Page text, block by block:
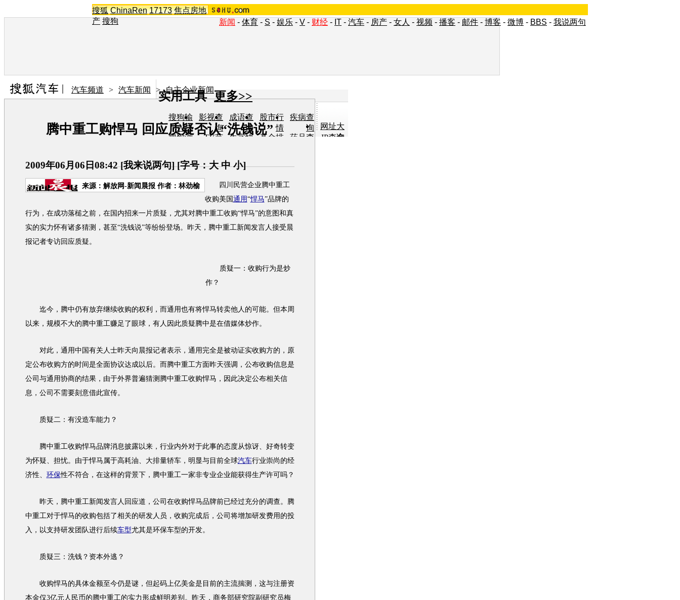
搜狐 ChinaRen 17173 焦点房地
产 搜狗 新闻 - 体育 - S - 娱乐 - V - 财经 - IT - 汽车 - 房产 - 女人 - 视频 - 播客 - 邮件 - 博客 - 微博 - BBS - 我说两句
实用工具 更多>>
搜狗输
入法
影视查
询
成语查
询
股市行
情
疾病查
询
网址大
全
搜狗浏
TV节
生字快
基金排
药品查
IP查询
乐盒
汽车频道 > 汽车新闻 > 自主企业新闻
腾中重工购悍马 回应质疑否认“洗钱说”
2009年06月06日08:42 [我来说两句] [字号：大 中 小]
来源： 解放网-新闻晨报作者：林劲榆
四川民营企业腾中重工
收购美国 通用“悍马”品牌的
行为，在成功落槌之前，在国内招来一片质疑，尤其对腾中重工收购“悍马”的意图和真
实的实力怀有诸多猜测，甚至“洗钱说”等纷纷登场。昨天，腾中重工新闻发言人接受晨
报记者专访回应质疑。
质疑一：收购行为是炒
作？
迄今，腾中仍有放弃继续收购的权利，而通用也有将悍马转卖他人的可能。但本周
以来，规模不大的腾中重工赚足了眼球，有人因此质疑腾中是在借媒体炒作。
对此， 通用中国有关人士昨天向晨报记者表示， 通用 完全是被动证实收购方的，原
定公布收购方的时间是全面协议达成以后。而腾中重工方面昨天强调，公布收购信息是
公司与通用协商的结果，由于外界普遍猜测腾中重工收购悍马 ，因此决定公布相关信
息，公司不需要刻意借此宣传。
质疑二：有没造车能力？
腾中重工收购悍马品牌消息披露以来，行业内外对于此事的态度从惊讶、好奇转变
为怀疑、担忧。由于悍马 属于高耗油、大排量轿车，明显与目前全球汽车行业崇尚的经
济性、 环保性不符合，在这样的背景下，腾中重工一家非专业企业能获得生产许可吗？
昨天，腾中重工新闻发言人回应道，公司在收购悍马品牌前已经过充分的调查。腾
中重工对于悍马的收购包括了相关的研发人员，收购完成后，公司将增加研发费用的投
入，以支持研发团队进行后续车型尤其是环保车型的开发。
质疑三：洗钱？资本外逃？
收购悍马的具体金额至今仍是谜，但起码上亿美金是目前的主流揣测，这与注册资
本金仅3亿元人民币的腾中重工的实力形成鲜明差别。昨天，商务部研究院副研究员梅